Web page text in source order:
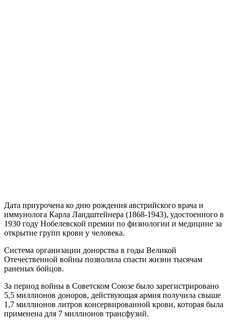
Дата приурочена ко дню рождения австрийского врача и
иммунолога Карла Ландштейнера (1868-1943), удостоенного в
1930 году Нобелевской премии по физиологии и медицине за
открытие групп крови у человека.
Система организации донорства в годы Великой
Отечественной войны позволила спасти жизни тысячам
раненых бойцов.
За период войны в Советском Союзе было зарегистрировано
5,5 миллионов доноров, действующая армия получила свыше
1,7 миллионов литров консервированной крови, которая была
применена для 7 миллионов трансфузий.